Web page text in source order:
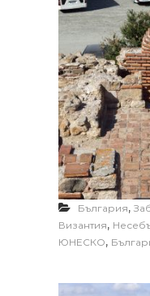
България,
Византия,
ЮНЕСКО,